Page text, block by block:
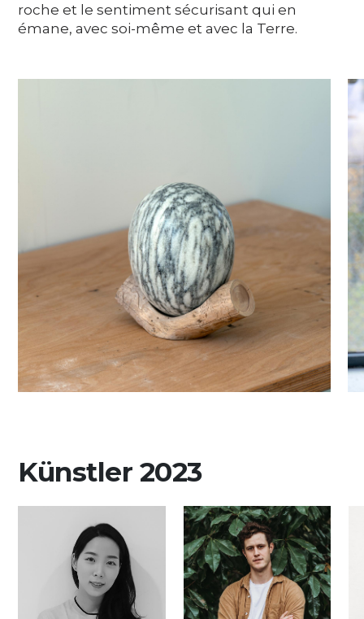
roche et le sentiment sécurisant qui en
émane, avec soi-même et avec la Terre.
Künstler 2023